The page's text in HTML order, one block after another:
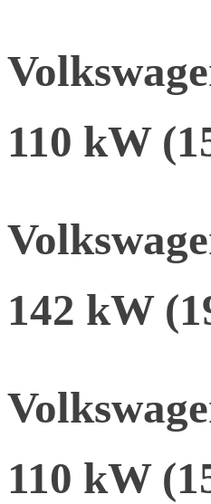
110 kW
142 kW
110 kW